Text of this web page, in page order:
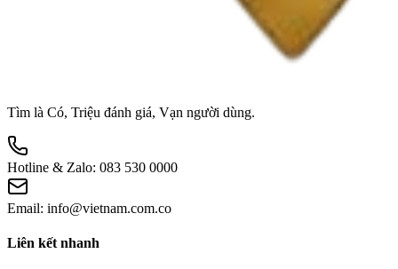
Tìm là Có, Triệu đánh giá, Vạn người dùng.
Hotline & Zalo: 083 530 0000
Email: info@vietnam.com.co
Liên kết nhanh